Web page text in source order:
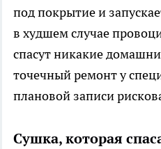
под покрытие и
в худшем случае
спасут никакие
точечный ремонт у
плановой записи
Сушка, которая